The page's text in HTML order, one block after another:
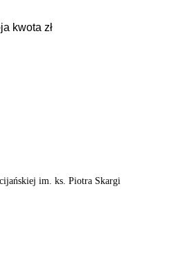
im. ks. Piotra Skargi